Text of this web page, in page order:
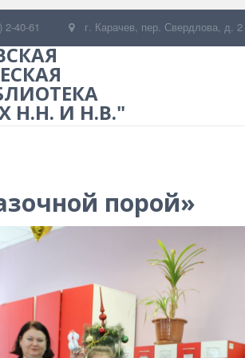
2-40-61 г. Карачев, пер. Свердлова, д. 2
Н.Н. И Н.В."
порой»